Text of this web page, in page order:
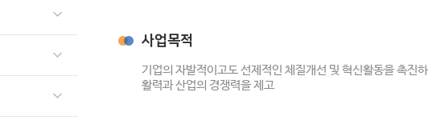
사업목적
기업의 자발적이고도 선제적인 체질개선 및 혁신활동을 촉진
활력과 산업의 경쟁력을 제고